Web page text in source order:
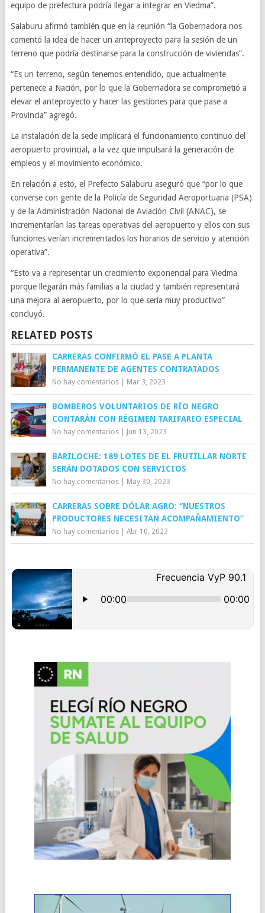
equipo de prefectura podría llegar a integrar en Viedma”.
Salaburu afirmó también que en la reunión “la Gobernadora nos
comentó la idea de hacer un anteproyecto para la sesión de un
terreno que podría destinarse para la construcción de viviendas”.
“Es un terreno, según tenemos entendido, que actualmente
pertenece a Nación, por lo que la Gobernadora se comprometió a
elevar el anteproyecto y hacer las gestiones para que pase a
Provincia” agregó.
La instalación de la sede implicará el funcionamiento continuo del
aeropuerto provincial, a la vez que impulsará la generación de
empleos y el movimiento económico.
En relación a esto, el Prefecto Salaburu aseguró que “por lo que
converse con gente de la Policía de Seguridad Aeroportuaria (PSA)
y de la Administración Nacional de Aviación Civil (ANAC), se
incrementarían las tareas operativas del aeropuerto y ellos con sus
funciones verían incrementados los horarios de servicio y atención
operativa”.
“Esto va a representar un crecimiento exponencial para Viedma
porque llegarán más familias a la ciudad y también representará
una mejora al aeropuerto, por lo que sería muy productivo”
concluyó.
RELATED POSTS
CARRERAS CONFIRMÓ EL PASE A PLANTA
PERMANENTE DE AGENTES CONTRATADOS
No hay comentarios| Mar 3, 2023
BOMBEROS VOLUNTARIOS DE RÍO NEGRO
CONTARÁN CON RÉGIMEN TARIFARIO ESPECIAL
No hay comentarios| Jun 13, 2023
BARILOCHE: 189 LOTES DE EL FRUTILLAR NORTE
SERÁN DOTADOS CON SERVICIOS
No hay comentarios| May 30, 2023
CARRERAS SOBRE DÓLAR AGRO: “NUESTROS
PRODUCTORES NECESITAN ACOMPAÑAMIENTO”
No hay comentarios| Abr 10, 2023